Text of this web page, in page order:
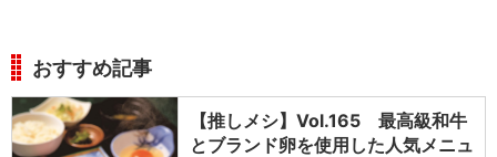
おすすめ記事
【推しメシ】Vol.165 最高級和牛
とブランド卵を使用した人気メニュ